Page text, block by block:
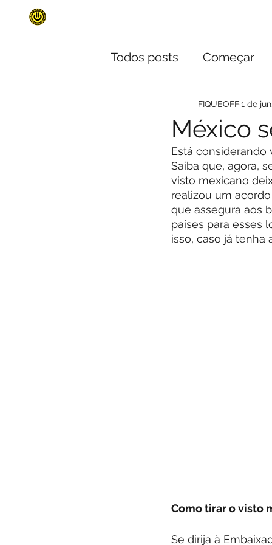
Todos posts Começar
Documentação de
México
FIQUEOFF1 de
Está
Saiba que, agora,
visto mexicano
realizou um
que assegura aos
países para esses
isso, caso já tenha
Como tirar o visto
Se dirija à